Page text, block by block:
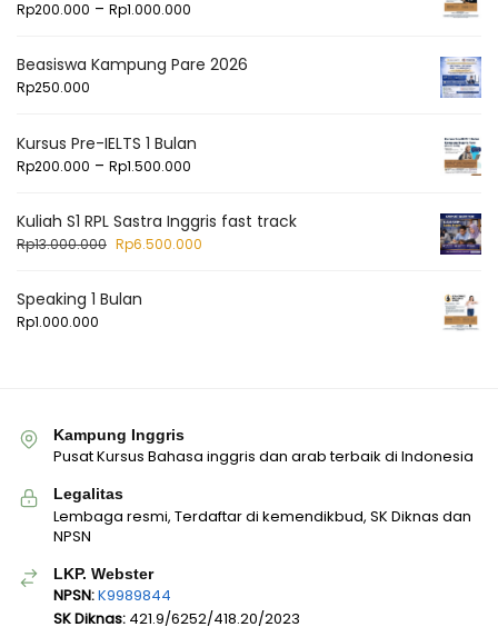
Rp200.000 – Rp1.000.000
Beasiswa Kampung Pare 2026
Rp250.000
Kursus Pre-IELTS 1 Bulan
Rp200.000 – Rp1.500.000
Kuliah S1 RPL Sastra Inggris fast track
Rp13.000.000 Rp6.500.000
Speaking 1 Bulan
Rp1.000.000
Kampung Inggris
Pusat Kursus Bahasa inggris dan arab terbaik di Indonesia
Legalitas
Lembaga resmi, Terdaftar di kemendikbud, SK Diknas dan
NPSN
LKP. Webster
NPSN:K9989844
SK Diknas: 421.9/6252/418.20/2023